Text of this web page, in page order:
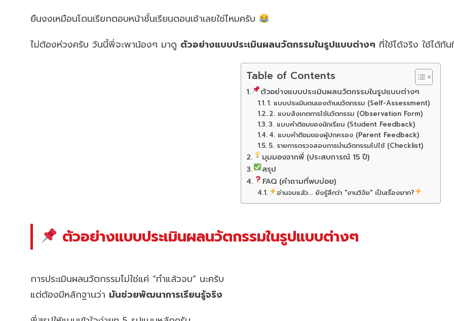
ยืนงงเหมือนโดนเรียกตอบหน้าชั้นเรียนตอนเช้าเลยใช่ไหมครับ
ไม่ต้องห่วงครับ วันนี้พี่จะพาน้องๆ มาดู ตัวอย่างแบบประเมินผลนวัตกรรมในรูปแบบต่างๆ ที่ใช้ได้จริง ใช้ได้ทั
Table of Contents
ตัวอย่างแบบประเมินผลนวัตกรรมในรูปแบบต่างๆ
1. แบบประเมินตนเองด้านนวัตกรรม (Self-Assessment)
2. แบบสังเกตการใช้นวัตกรรม (Observation Form)
3. แบบคำติชมของนักเรียน (Student Feedback)
4. แบบคำติชมของผู้ปกครอง (Parent Feedback)
5. รายการตรวจสอบการนำนวัตกรรมไปใช้ (Checklist)
มุมมองจากพี่ (ประสบการณ์ 15 ปี)
สรุป
FAQ (คำถามที่พบบ่อย)
อ่านจบแล้ว... ยังรู้สึกว่า "งานวิจัย" เป็นเรื่องยาก?
ตัวอย่างแบบประเมินผลนวัตกรรมในรูปแบบต่างๆ
การประเมินผลนวัตกรรมไม่ใช่แค่ “ทำแล้วจบ” นะครับ
แต่ต้องมีหลักฐานว่า มันช่วยพัฒนาการเรียนรู้จริง